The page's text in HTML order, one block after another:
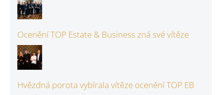
Ocenění TOP Estate & Business zná své vítěze
Hvězdná porota vybírala vítěze ocenění TOP EB